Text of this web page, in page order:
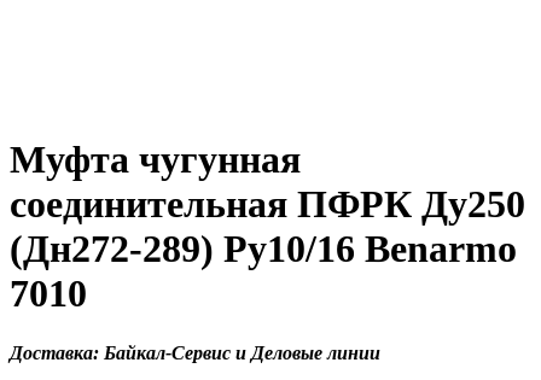
Муфта чугунная
соединительная ПФРК Ду250
(Дн272-289) Ру10/16 Benarmo
7010
Доставка: Байкал-Сервис и Деловые линии